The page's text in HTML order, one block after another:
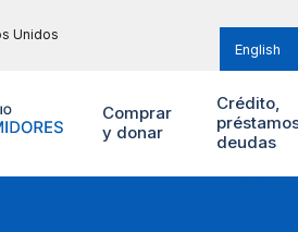
Unidos
English
Comprar
y donar
Crédito,
deudas